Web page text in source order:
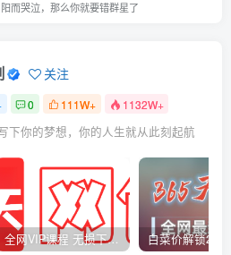
而哭泣，那么你就要错群星了
关注
0 111W+ 1132W+
下你的梦想，你的人生就从此刻起航
全网VIP课程 无损下载~